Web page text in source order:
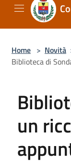
Home > Novità
Biblioteca di
un